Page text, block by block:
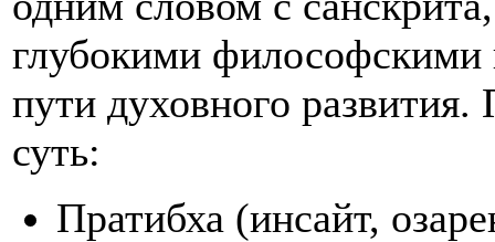
глубокими философскими
пути духовного
суть:
Пратибха (инсайт,